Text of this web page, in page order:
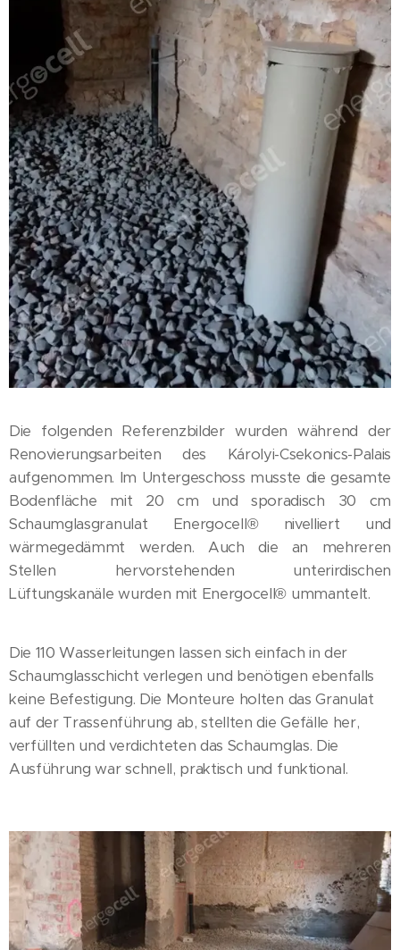
Die folgenden Referenzbilder wurden während der
Renovierungsarbeiten des Károlyi-Csekonics-Palais
aufgenommen. Im Untergeschoss musste die gesamte
Bodenfläche mit 20 cm und sporadisch 30 cm
Schaumglasgranulat Energocell® nivelliert und
wärmegedämmt werden. Auch die an mehreren
Stellen hervorstehenden unterirdischen
Lüftungskanäle wurden mit Energocell® ummantelt.
Die 110 Wasserleitungen lassen sich einfach in der
Schaumglasschicht verlegen und benötigen ebenfalls
keine Befestigung. Die Monteure holten das Granulat
auf der Trassenführung ab, stellten die Gefälle her,
verfüllten und verdichteten das Schaumglas. Die
Ausführung war schnell, praktisch und funktional.